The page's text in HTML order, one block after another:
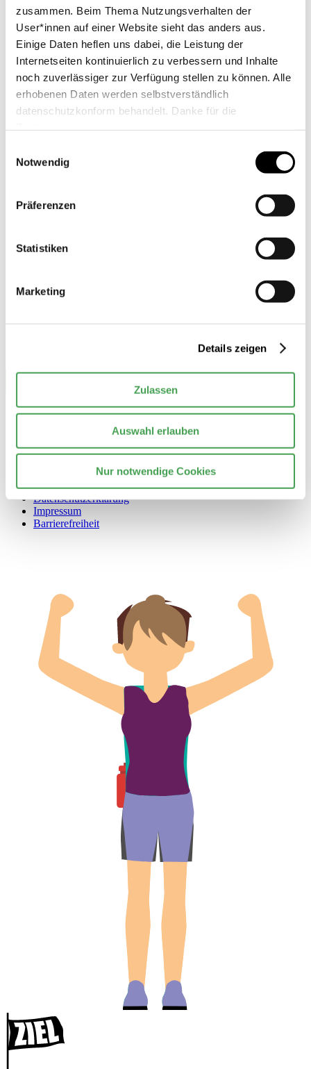
zusammen. Beim Thema Nutzungsverhalten der
User*innen auf einer Website sieht das anders aus.
Einige Daten heflen uns dabei, die Leistung der
Internetseiten kontinuierlich zu verbessern und Inhalte
noch zuverlässiger zur Verfügung stellen zu können. Alle
erhobenen Daten werden selbstverständlich
datenschutzkonform behandelt. Danke für die
Notwendig
Präferenzen
Statistiken
Marketing
Details zeigen
Zulassen
Auswahl erlauben
Nur notwendige Cookies
Kontaktperson
Bayerischer Landes-Sportverband
Kontakt
Datenschutzerklärung
Impressum
Barrierefreiheit